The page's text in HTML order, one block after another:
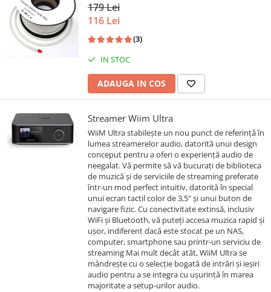
179 Lei
116 Lei
(3)
IN STOC
ADAUGA IN COS
Streamer Wiim Ultra
WiiM Ultra stabilește un nou punct de referință în
lumea streamerelor audio, datorită unui design
conceput pentru a oferi o experiență audio de
neegalat. Vă permite să vă bucurați de biblioteca
de muzică și de serviciile de streaming preferate
într-un mod perfect intuitiv, datorită în special
unui ecran tactil color de 3,5" și unui buton de
navigare fizic. Cu conectivitate extinsă, inclusiv
WiFi și Bluetooth, vă puteți accesa muzica rapid și
ușor, indiferent dacă este stocat pe un NAS,
computer, smartphone sau printr-un serviciu de
streaming Mai mult decât atât, WiiM Ultra se
mândrește cu o selecție bogată de intrări și ieșiri
audio pentru a se integra cu ușurință în marea
majoritate a setup-urilor audio.